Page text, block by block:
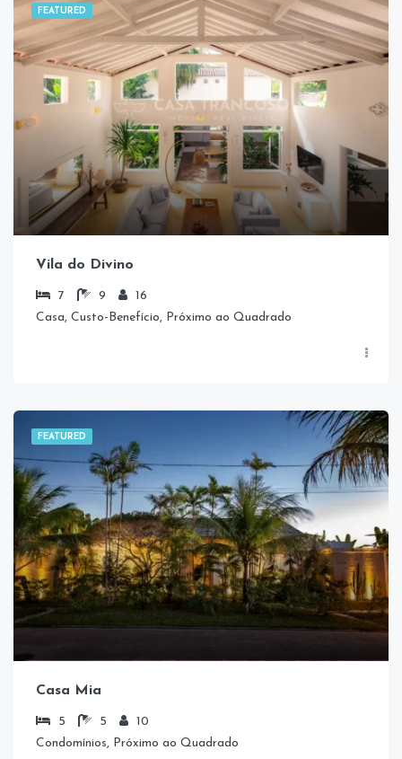
FEATURED
Vila do Divino
7 9
16
Casa, Custo-Benefício, Próximo ao Quadrado
FEATURED
Casa Mia
5 5
10
Condomínios, Próximo ao Quadrado